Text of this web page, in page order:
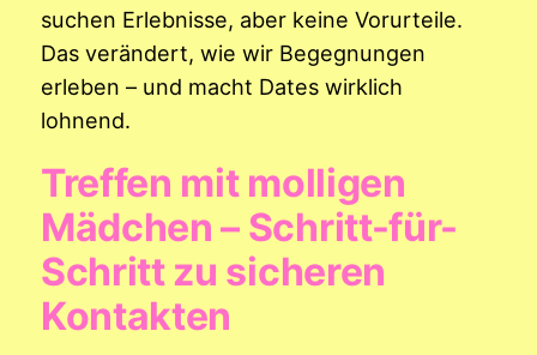
suchen Erlebnisse, aber keine Vorurteile.
Das verändert, wie wir Begegnungen
erleben – und macht Dates wirklich
lohnend.
Treffen mit molligen
Mädchen – Schritt-für-
Schritt zu sicheren
Kontakten